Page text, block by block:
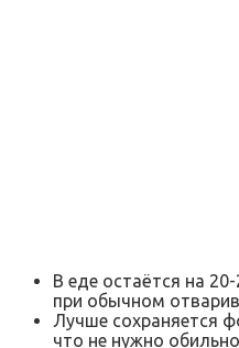
В еде остаётся на
при обычном
Лучше сохраняется
что не нужно